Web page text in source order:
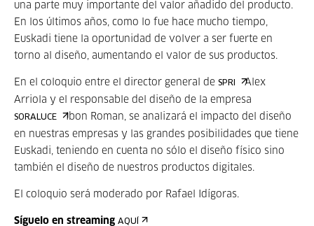
una parte muy importante del valor añadido del producto.
En los últimos años, como lo fue hace mucho tiempo,
Euskadi tiene la oportunidad de volver a ser fuerte en
torno al diseño, aumentando el valor de sus productos.
En el coloquio entre el director general de SPRI
Alex
Arriola y el responsable del diseño de la empresa
SORALUCE
Ibon Roman, se analizará el impacto del diseño
en nuestras empresas y las grandes posibilidades que tiene
Euskadi, teniendo en cuenta no sólo el diseño físico sino
también el diseño de nuestros productos digitales.
El coloquio será moderado por Rafael Idígoras.
Síguelo en streaming AQUÍ